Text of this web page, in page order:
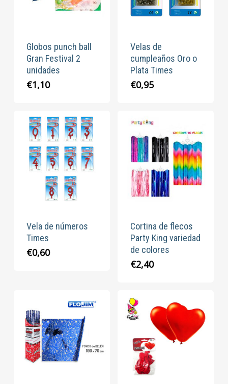
Globos punch ball
Gran Festival 2
unidades
€1,10
Velas de
cumpleaños Oro o
Plata Times
€0,95
Vela de números
Times
€0,60
Cortina de flecos
Party King variedad
de colores
€2,40